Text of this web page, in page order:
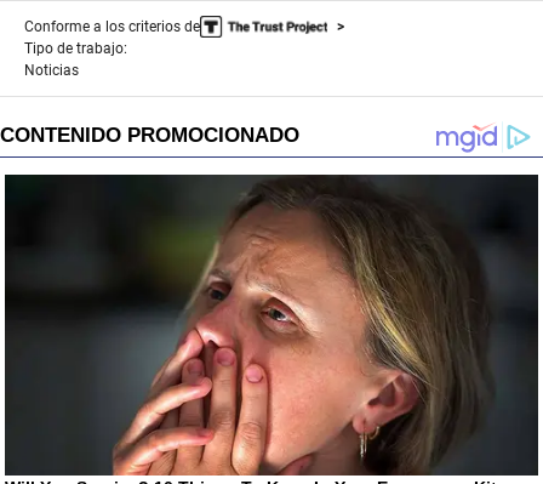
Conforme a los criterios de
Tipo de trabajo:
Noticias